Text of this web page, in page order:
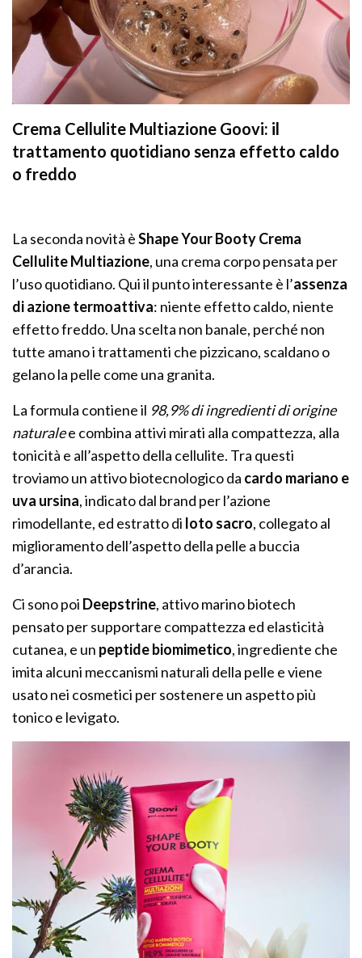
Crema Cellulite Multiazione Goovi: il
trattamento quotidiano senza effetto caldo
o freddo
La seconda novità èShape Your Booty Crema
Cellulite Multiazione, una crema corpo pensata per
l’uso quotidiano. Qui il punto interessante è l’assenza
di azione termoattiva: niente effetto caldo, niente
effetto freddo. Una scelta non banale, perché non
tutte amano i trattamenti che pizzicano, scaldano o
gelano la pelle come una granita.
La formula contiene il 98,9% di ingredienti di origine
naturalee combina attivi mirati alla compattezza, alla
tonicità e all’aspetto della cellulite. Tra questi
troviamo un attivo biotecnologico da cardo mariano e
uva ursina, indicato dal brand per l’azione
rimodellante, ed estratto di loto sacro, collegato al
miglioramento dell’aspetto della pelle a buccia
d’arancia.
Ci sono poi Deepstrine, attivo marino biotech
pensato per supportare compattezza ed elasticità
cutanea, e un peptide biomimetico, ingrediente che
imita alcuni meccanismi naturali della pelle e viene
usato nei cosmetici per sostenere un aspetto più
tonico e levigato.